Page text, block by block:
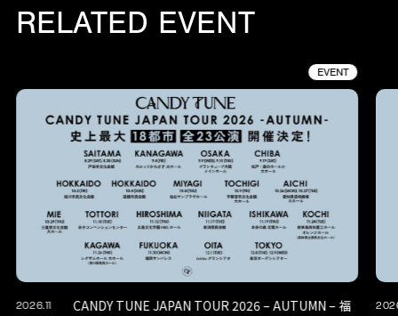
RELATED EVENT
EVENT
2026.11
CANDY TUNE JAPAN TOUR 2026 – AUTUMN – 福